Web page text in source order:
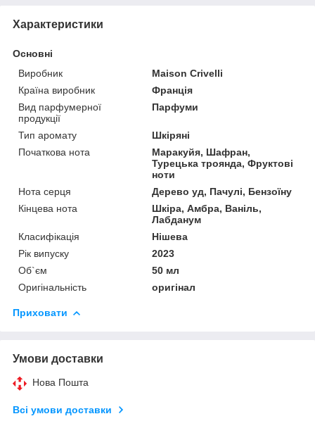
Характеристики
Основні
Виробник
Maison Crivelli
Країна виробник
Франція
Вид парфумерної
продукції
Парфуми
Тип аромату
Шкіряні
Початкова нота
Маракуйя, Шафран,
Турецька троянда, Фруктові
ноти
Нота серця
Дерево уд, Пачулі, Бензоїну
Кінцева нота
Шкіра, Амбра, Ваніль,
Лабданум
Класифікація
Нішева
Рік випуску
2023
Об`єм
50 мл
Оригінальність
оригінал
Приховати
Умови доставки
Нова Пошта
Всі умови доставки